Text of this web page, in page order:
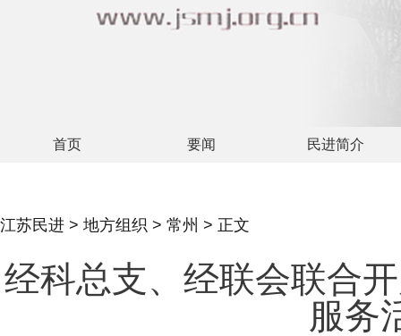
首页 要闻 民进简介
江苏民进 > 地方组织 > 常州 > 正文
经科总支、经联会联合
服务